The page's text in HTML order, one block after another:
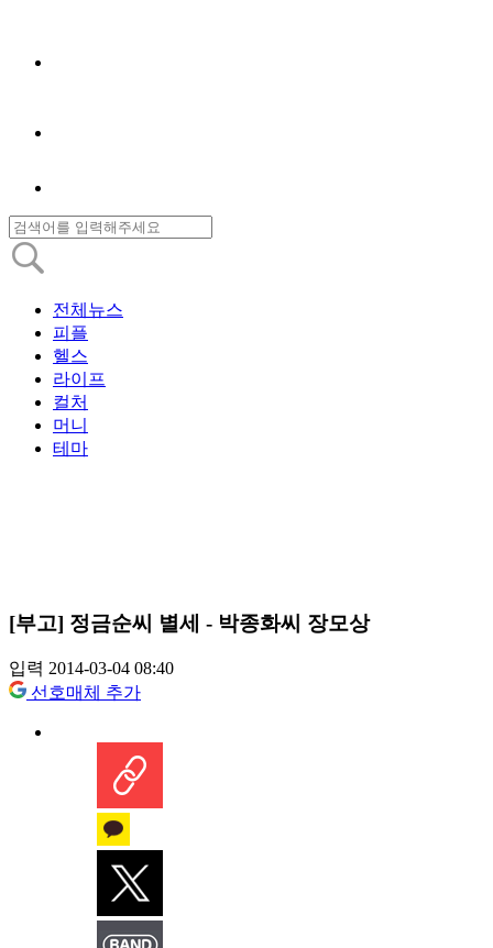
전체뉴스
피플
헬스
라이프
컬처
머니
테마
[부고] 정금순씨 별세 - 박종화씨 장모상
입력 2014-03-04 08:40
선호매체 추가